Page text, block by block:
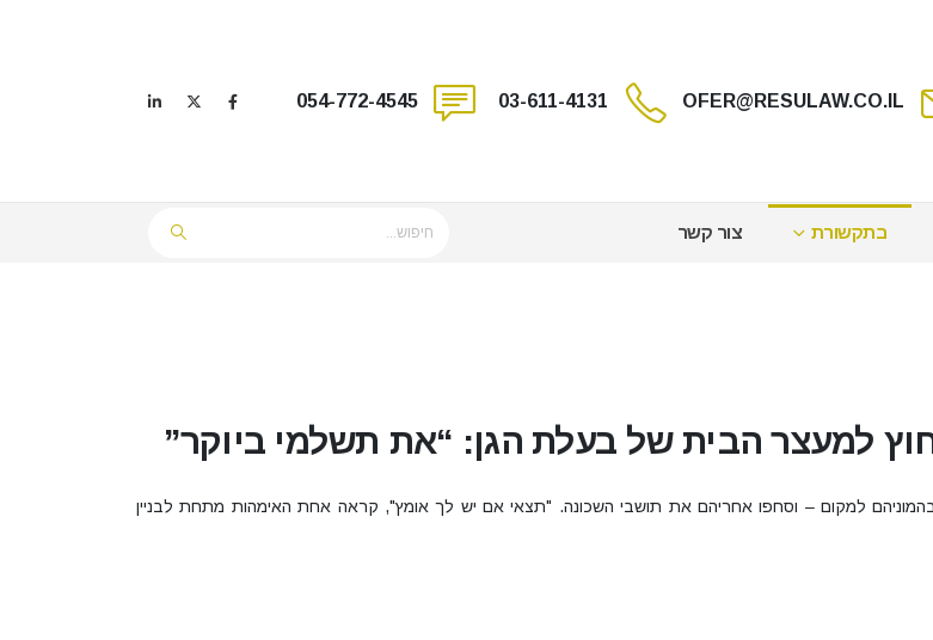
OFER@RESULAW.CO.IL
03-611-4131
054-772-4545
בתקשורת צור קשר
מחוץ למעצר הבית של בעלת הגן: “את תשלמי ביוקר”
בהמוניהם למקום – וסחפו אחריהם את תושבי השכונה. "תצאי אם יש לך אומץ", קראה אחת האימהות מתחת לבניין